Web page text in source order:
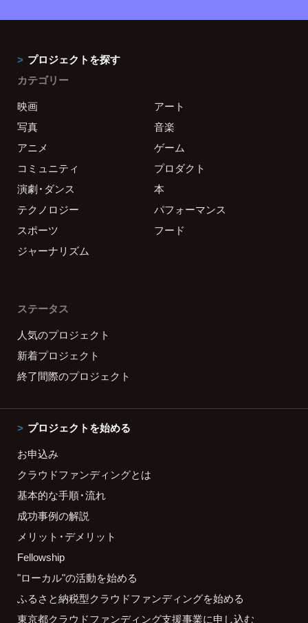
プロジェクトを探す
カテゴリー
映画
アート
写真
音楽
アニメ
ゲーム
コミュニティ
プロダクト
演劇・ダンス
本
テクノロジー
パフォーマンス
スポーツ
フード
ジャーナリズム
ステータス
人気のプロジェクト
新着プロジェクト
終了間際のプロジェクト
プロジェクトを始める
お申込み
クラウドファンディングとは
基本的な手順・流れ
成功事例の解説
メリット・デメリット
Fellowship
"ローカル"の活動を始める
ふるさと納税型クラウドファンディングを始める
東京都クラウドファンディング支援事業に申し込む